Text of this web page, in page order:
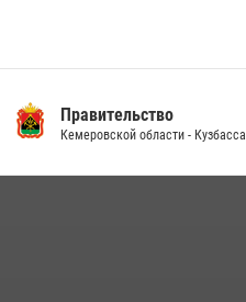
14 июля 2026, 08:52 1
Правительство
Кемеровской области - Кузбасса